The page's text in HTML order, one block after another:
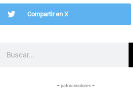
Compartir en X
– patrocinadores –